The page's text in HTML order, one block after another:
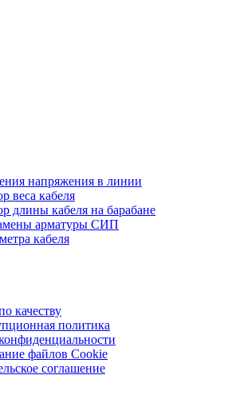
напряжения в линии
веса кабеля
длины кабеля на барабане
арматуры СИП
кабеля
качеству
политика
файлов Cookie
соглашение